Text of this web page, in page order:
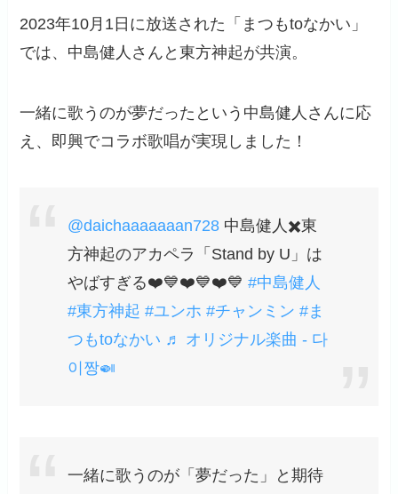
2023年10月1日に放送された「まつもtoなかい」
では、中島健人さんと東方神起が共演。
一緒に歌うのが夢だったという中島健人さんに応
え、即興でコラボ歌唱が実現しました！
@daichaaaaaaan728 中島健人✖️東
方神起のアカペラ「Stand by U」は
やばすぎる❤️💙❤️💙❤️💙#中島健人
#東方神起 #ユンホ #チャンミン #ま
つもtoなかい ♬ オリジナル楽曲 - 다
이짱🍛
一緒に歌うのが「夢だった」と期待